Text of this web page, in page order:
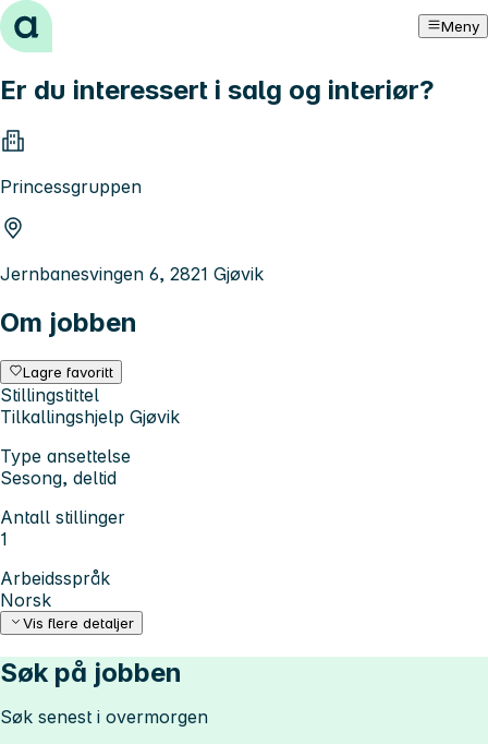
Hopp til innhold Meny
Er du interessert i salg og interiør?
Princessgruppen
Jernbanesvingen 6, 2821 Gjøvik
Om jobben
Lagre favoritt
Stillingstittel
Tilkallingshjelp Gjøvik
Type ansettelse
Sesong, deltid
Antall stillinger
1
Arbeidsspråk
Norsk
Vis flere detaljer
Søk på jobben
Søk senest i overmorgen